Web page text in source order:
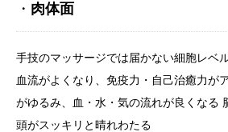
・ 肉体面
手技のマッサージでは届かない細胞レベ
血流がよくなり、免疫力・自己治癒力が
がゆるみ、血・水・気の流れが良くなる
頭がスッキリと晴れわたる